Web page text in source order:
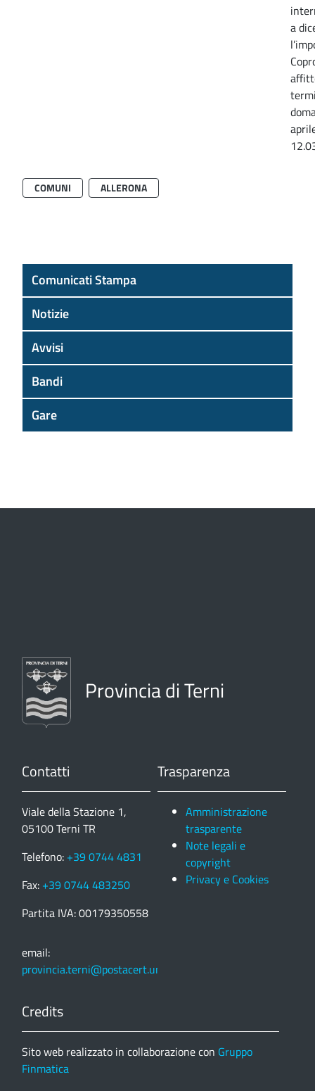
a
COMUNI ALLERONA
Comunicati Stampa
Notizie
Avvisi
Bandi
Gare
Provincia di Terni
Contatti
Viale della Stazione 1,
05100 Terni TR
Telefono: +39 0744 4831
Fax: +39 0744 483250
Partita IVA: 00179350558
email:
provincia.terni@postacert.umbria.it
Trasparenza
Amministrazione
trasparente
Note legali e
copyright
Privacy e Cookies
Credits
Sito web realizzato in collaborazione con Gruppo
Finmatica